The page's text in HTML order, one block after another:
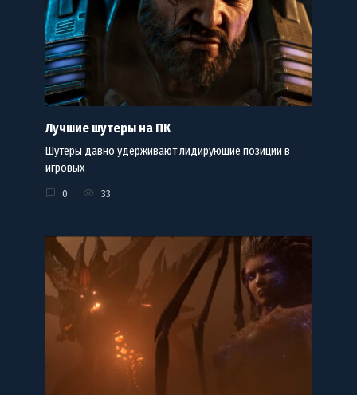
Лучшие шутеры на ПК
Шутеры давно удерживают лидирующие позиции в
игровых
0 33